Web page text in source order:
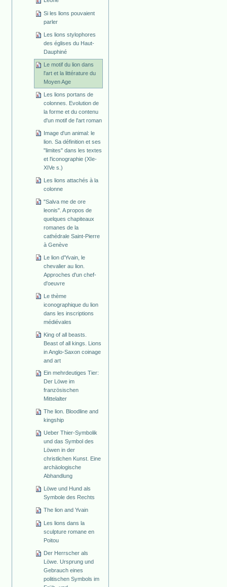
Si les lions pouvaient
parler
Les lions stylophores
des églises du Haut-
Dauphiné
Le motif du lion dans
l'art et la littérature du
Moyen Age
Les lions portans de
colonnes. Evolution de
la forme et du contenu
d'un motif de l'art roman
Image d'un animal: le
lion. Sa définition et ses
"limites" dans les textes
et l'iconographie (XIe-
XIVe s.)
Les lions attachés à la
colonne
"Salva me de ore
leonis". A propos de
quelques chapiteaux
romanes de la
cathédrale Saint-Pierre
à Genève
Le lion d'Yvain, le
chevalier au lion.
Approches d'un chef-
d'oeuvre
Le thème
iconographique du lion
dans les inscriptions
médiévales
King of all beasts.
Beast of all kings. Lions
in Anglo-Saxon coinage
and art
Ein mehrdeutiges Tier:
Der Löwe im
französischen
Mittelalter
The lion. Bloodline and
kingship
Ueber Thier-Symbolik
und das Symbol des
Löwen in der
christlichen Kunst. Eine
archäologische
Abhandlung
Löwe und Hund als
Symbole des Rechts
The lion and Yvain
Les lions dans la
sculpture romane en
Poitou
Der Herrscher als
Löwe. Ursprung und
Gebrauch eines
politischen Symbols im